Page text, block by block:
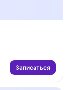
Записаться